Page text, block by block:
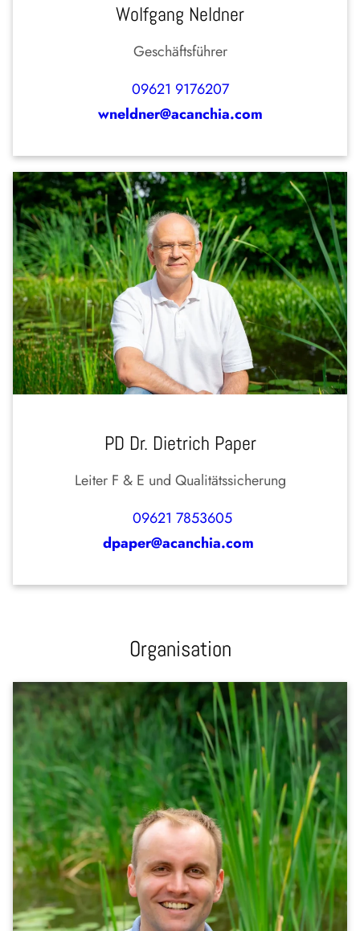
Wolfgang Neldner
Geschäftsführer
09621 9176207
wneldner@acanchia.com
PD Dr. Dietrich Paper
Leiter F & E und Qualitätssicherung
09621 7853605
dpaper@acanchia.com
Organisation